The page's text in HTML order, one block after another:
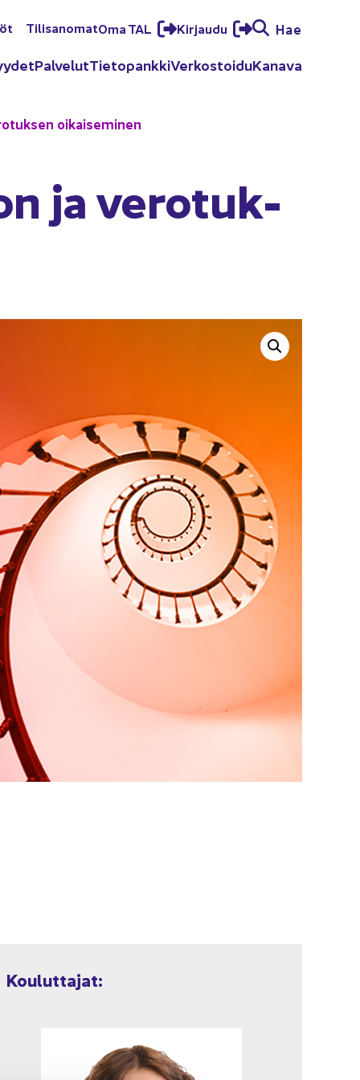
Ti­li­sa­no­matOma TAL Kir­jau­du Hae
Pal­ve­lutTie­to­pank­kiVer­kos­toi­duKa­na­va
oi­kai­se­mi­nen
ja ve­ro­tuk­
Kou­lut­ta­jat: